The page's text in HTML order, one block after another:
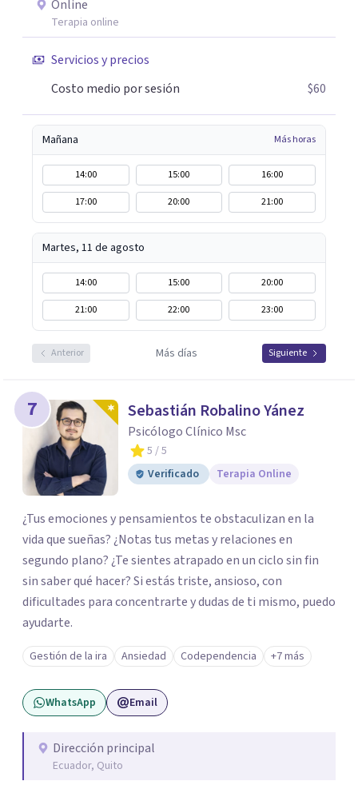
Online
Terapia online
Servicios y precios
Costo medio por sesión
$60
Mañana Más horas
14:00 15:00
16:00
17:00
20:00 21:00
Martes, 11 de agosto
14:00 15:00
20:00
21:00
22:00 23:00
Anterior Más días Siguiente
7 Sebastián Robalino Yánez
Psicólogo Clínico Msc
5 / 5
Verificado
Terapia Online
¿Tus emociones y pensamientos te obstaculizan en la
vida que sueñas? ¿Notas tus metas y relaciones en
segundo plano? ¿Te sientes atrapado en un ciclo sin fin
sin saber qué hacer? Si estás triste, ansioso, con
dificultades para concentrarte y dudas de ti mismo, puedo
ayudarte.
Gestión de la ira Ansiedad Codependencia +7 más
WhatsApp Email
Dirección principal
Ecuador, Quito